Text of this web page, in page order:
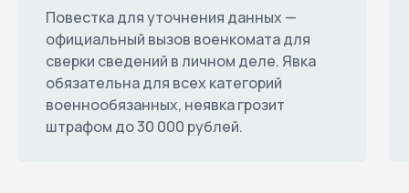
Повестка для уточнения данных —
официальный вызов военкомата для
сверки сведений в личном деле. Явка
обязательна для всех категорий
военнообязанных, неявка грозит
штрафом до 30 000 рублей.